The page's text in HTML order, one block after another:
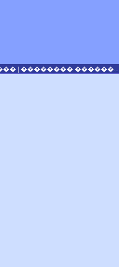
| �������� ������...